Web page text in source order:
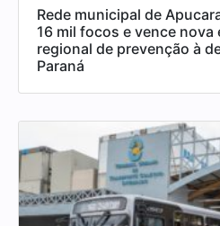
Rede municipal de
16 mil focos e vence nova
regional de prevenção à
Paraná